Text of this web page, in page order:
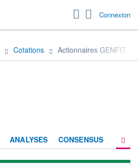
Connexion
Cotations Actionnaires GENFIT
ANALYSES CONSENSUS